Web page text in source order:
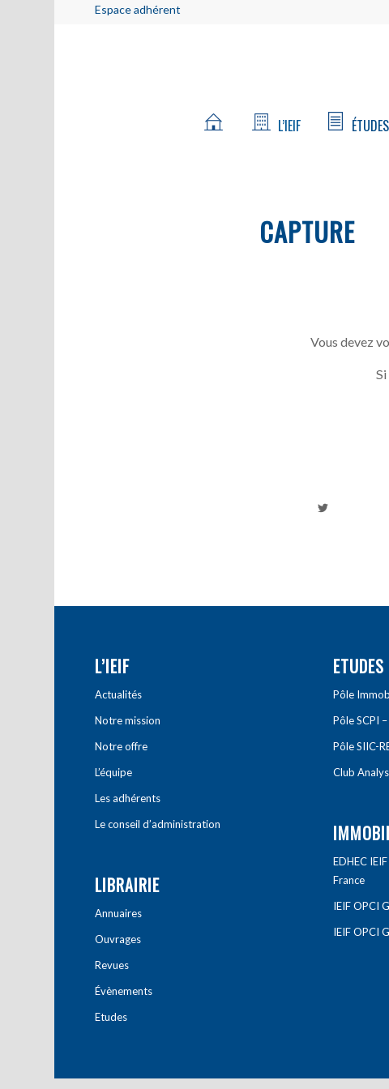
Espace adhérent
L’IEIF ÉTUDES
CAPTURE
Vous devez
Si
L’IEIF
Actualités
Notre mission
Notre offre
L’équipe
Les adhérents
Le conseil d’administration
LIBRAIRIE
Annuaires
Ouvrages
Revues
Évènements
Etudes
ETUDES
Pôle
Pôle SCPI
Pôle SIIC-
Club
EDHEC
France
IEIF OPCI
IEIF OPCI